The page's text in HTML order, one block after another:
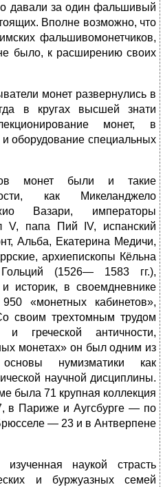
давали за один фальшивый
Вполне возможно, что
фальшивомонетчиков,
было, к расширению своих
монет развернулись в
в кругах высшей знати
монет, в
оборудование специальных
монет были и такие
как Микеланджело
Вазари, императоры
V, папа Пий IV, испанский
Альба, Екатерина Медичи,
архиепископы Кёльна
(1526— 1583 гг.),
и историк, в своемдневнике
«монетных кабинетов»,
своим трехтомным трудом
и греческой античности,
монетах» он был одним из
нумизматики как
научной дисциплины.
была 71 крупная коллекция
в Париже и Аугсбурге — по
— 23 и в Антверпене
наукой страсть
и буржуазных семей